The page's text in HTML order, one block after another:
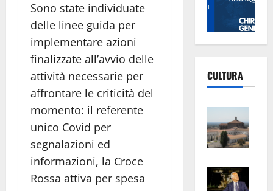
Sono state individuate
delle linee guida per
implementare azioni
finalizzate all’avvio delle
attività necessarie per
affrontare le criticità del
momento: il referente
unico Covid per
segnalazioni ed
informazioni, la Croce
Rossa attiva per spesa
CULTURA